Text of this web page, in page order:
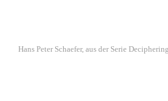
Hans Peter Schaefer, aus der Serie